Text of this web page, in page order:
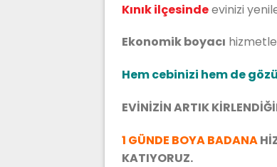
Kınık ilçesindeevinizi
Ekonomik boyacı
Hem cebinizi hem de
EVİNİZİN ARTIK
1 GÜNDE BOYA BADANA
KATIYORUZ.